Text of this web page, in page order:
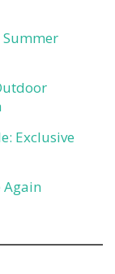
Exclusive
Again